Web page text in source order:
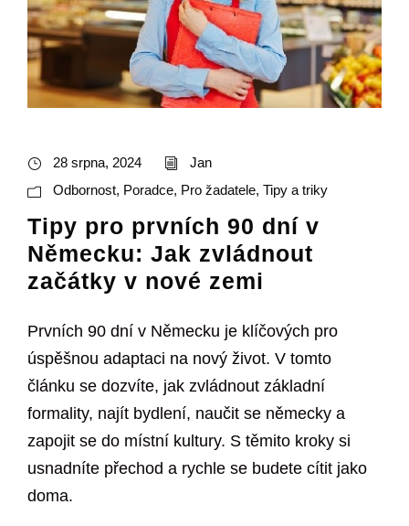
28 srpna, 2024
Jan
Odbornost, Poradce, Pro žadatele, Tipy a triky
Tipy pro prvních 90 dní v
Německu: Jak zvládnout
začátky v nové zemi
Prvních 90 dní v Německu je klíčových pro
úspěšnou adaptaci na nový život. V tomto
článku se dozvíte, jak zvládnout základní
formality, najít bydlení, naučit se německy a
zapojit se do místní kultury. S těmito kroky si
usnadníte přechod a rychle se budete cítit jako
doma.